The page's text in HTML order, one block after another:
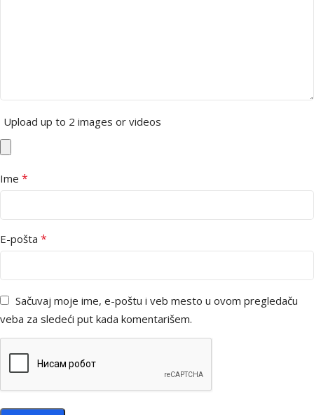
Upload up to 2 images or videos
Ime *
E-pošta *
Sačuvaj moje ime, e-poštu i veb mesto u ovom pregledaču
veba za sledeći put kada komentarišem.